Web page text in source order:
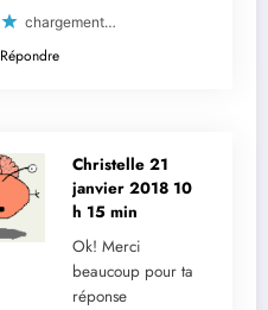
chargement…
Répondre
Christelle 21
janvier 2018 10
h 15 min
Ok! Merci
beaucoup pour ta
réponse